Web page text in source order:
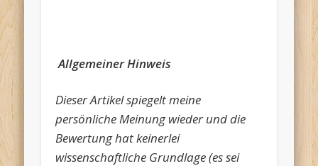
Allgemeiner Hinweis
Dieser Artikel spiegelt meine
persönliche Meinung wieder und die
Bewertung hat keinerlei
wissenschaftliche Grundlage (es sei